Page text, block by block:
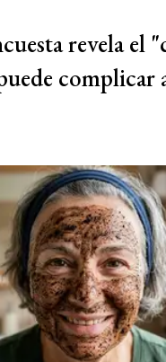
revela el
complicar